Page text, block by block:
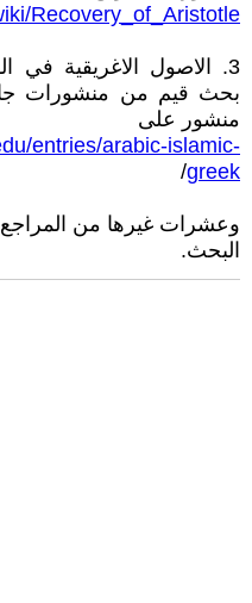
Recovery_of_Aristotle
3. الاصول الاغريقية في
منشور على
entries/arabic-islamic-
greek
/
وعشرات غيرها من المراجع
البحث.